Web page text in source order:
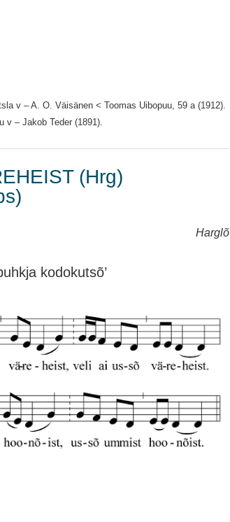
v – A. O. Väisänen < Toomas Uibopuu, 59 a (1912).
– Jakob Teder (1891).
(Hrg)
Harglõ
kodokutsõ’